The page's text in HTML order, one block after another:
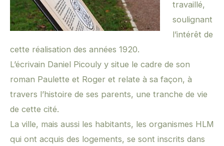
travaillé,
soulignant
l’intérêt de
cette réalisation des années 1920.
L’écrivain Daniel Picouly y situe le cadre de son
roman Paulette et Roger et relate à sa façon, à
travers l’histoire de ses parents, une tranche de vie
de cette cité.
La ville, mais aussi les habitants, les organismes HLM
qui ont acquis des logements, se sont inscrits dans